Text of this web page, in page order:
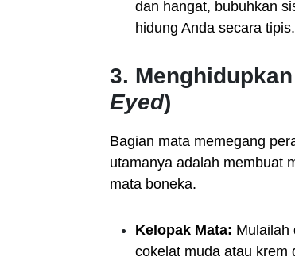
dan hangat, bubuhkan
hidung Anda secara tipis.
3.
Eyed)
Bagian mata memegang
utamanya adalah membuat
mata boneka.
Kelopak Mata: Mulailah
cokelat muda atau krem